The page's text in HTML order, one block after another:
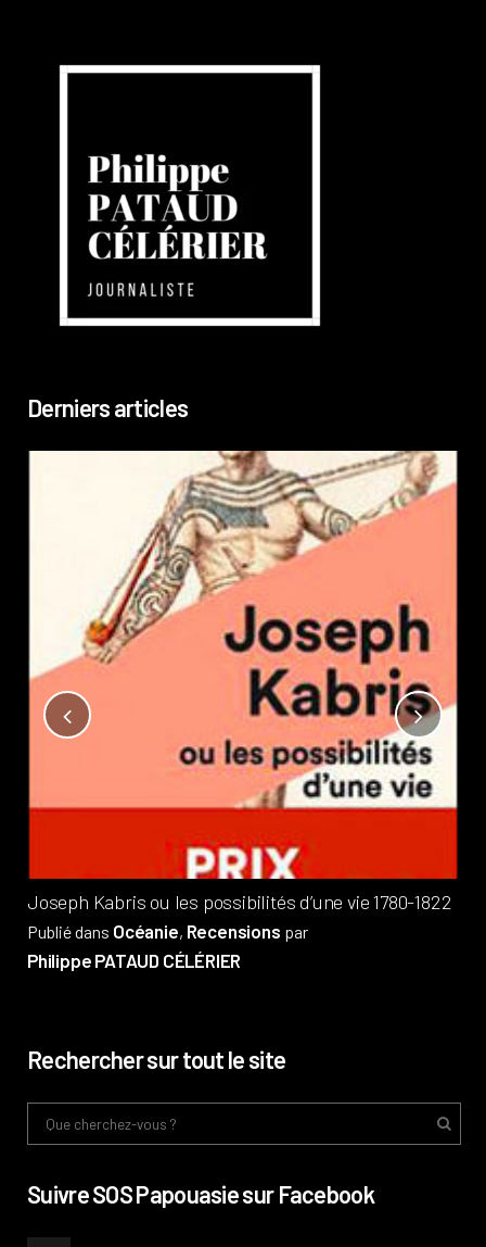
Derniers articles
Joseph Kabris ou les possibilités d’une vie 1780-1822
Publié dans Océanie, Recensions par
Philippe PATAUD CÉLÉRIER
Rechercher sur tout le site
Suivre SOS Papouasie sur Facebook